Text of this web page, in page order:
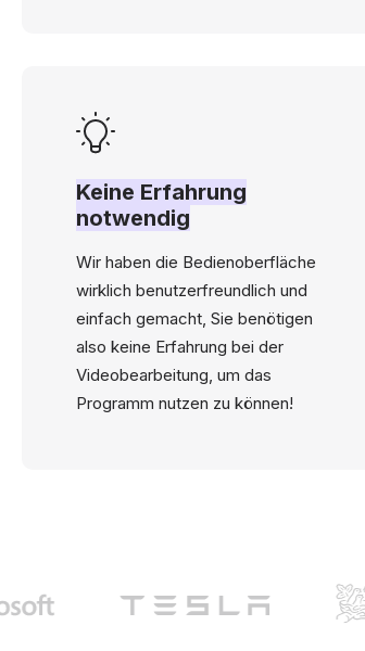
Keine Erfahrung
notwendig
Wir haben die Bedienoberfläche
wirklich benutzerfreundlich und
einfach gemacht, Sie benötigen
also keine Erfahrung bei der
Videobearbeitung, um das
Programm nutzen zu können!